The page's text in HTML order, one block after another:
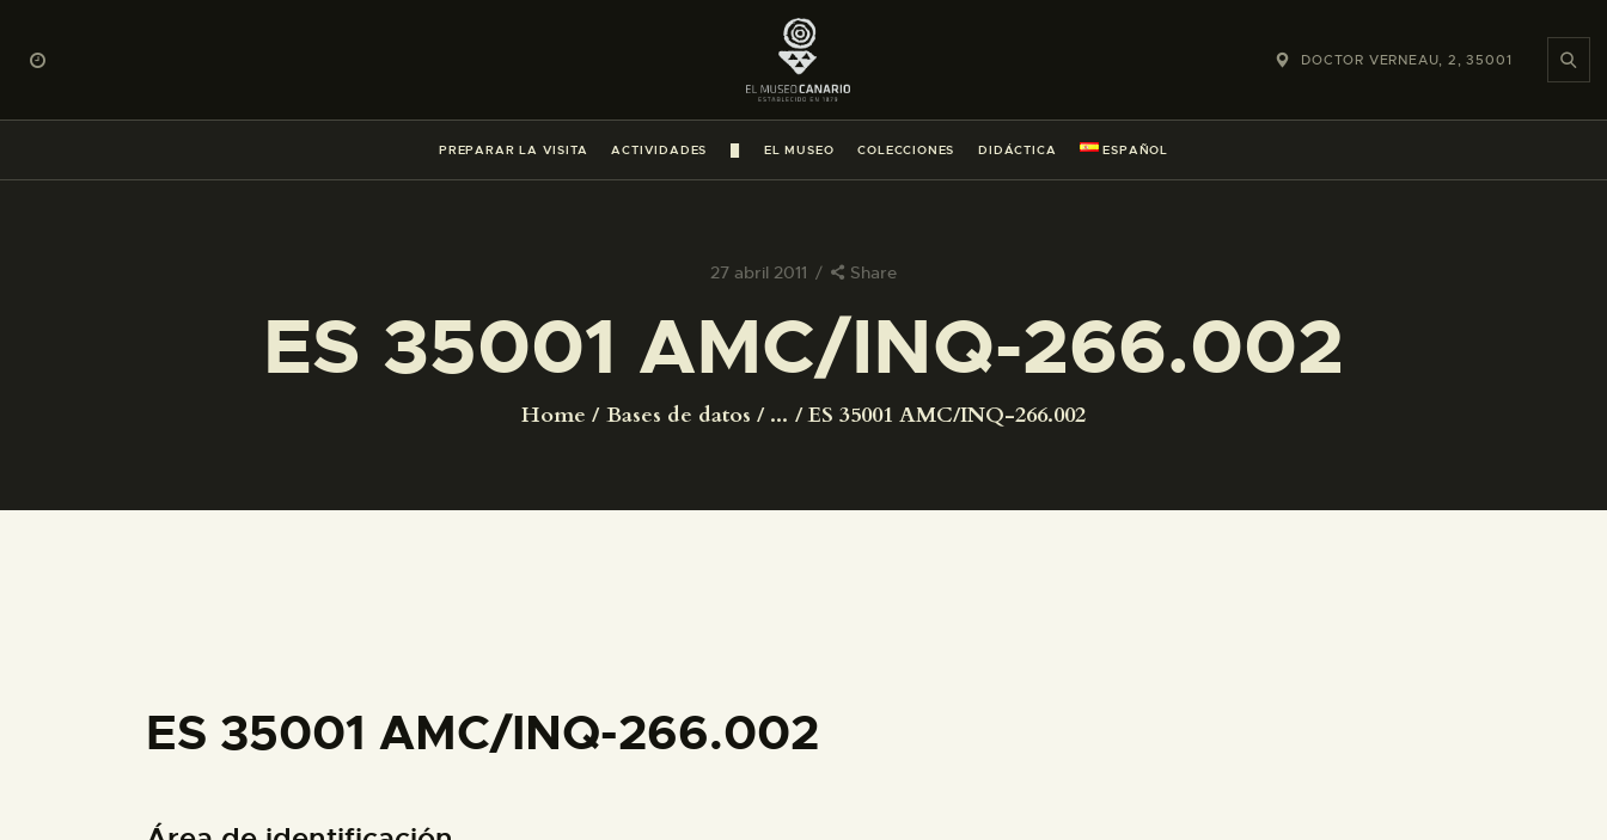
DOCTOR VERNEAU, 2, 35001
PREPARAR LA VISITA ACTIVIDADES EL MUSEO COLECCIONES DIDÁCTICA ESPAÑOL
27 abril 2011 Share
ES 35001 AMC/INQ-266.002
Home Bases de datos ... ES 35001 AMC/INQ-266.002
PREPARAR LA VISITA
ACTIVIDADES
█
COLECCIONES
DIDÁCTICA
█
ES 35001 AMC/INQ-266.002